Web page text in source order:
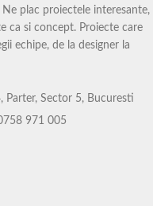
este fabricata dintr-un
de inalta calitate, rezistent si
asigurand protectia
confort si usurinta in
plac proiectele interesante,
ca si concept. Proiecte care
echipe, de la designer la
Parter, Sector 5, Bucuresti
971 005